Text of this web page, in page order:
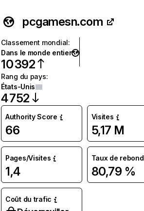
pcgamesn.com
Classement mondial:
Dans le monde entier
10 392
Rang du pays:
États-Unis
4 752
Authority Score
66
Visites
5,17 M
Pages/Visites
1,4
Taux de rebond
80,79 %
Coût du trafic